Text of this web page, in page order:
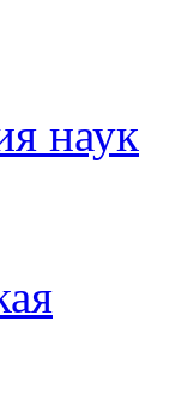
наук